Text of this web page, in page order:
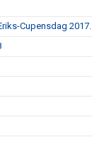
Cupensdag 2017.